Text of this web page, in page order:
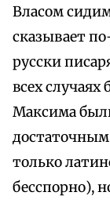
Власом
сказывает
русски
всех случаях
Максима
только
бесспорно),